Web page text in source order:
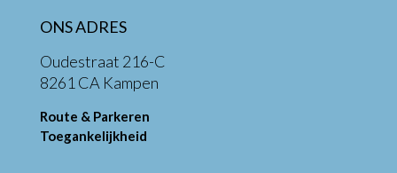
ONS ADRES
Oudestraat 216-C
8261 CA Kampen
Route & Parkeren
Toegankelijkheid